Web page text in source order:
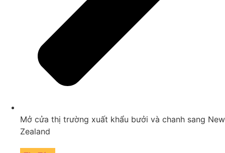
Mở cửa thị trường xuất khẩu bưởi và chanh sang New
Zealand